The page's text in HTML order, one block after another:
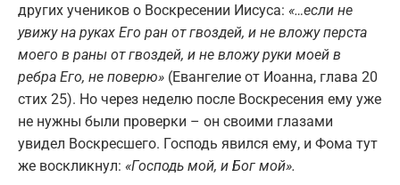
других учеников о Воскресении Иисуса: «…если не
увижу на руках Его ран от гвоздей, и не вложу перста
моего в раны от гвоздей, и не вложу руки моей в
ребра Его, не поверю» (Евангелие от Иоанна, глава 20
стих 25). Но через неделю после Воскресения ему уже
не нужны были проверки – он своими глазами
увидел Воскресшего. Господь явился ему, и Фома тут
же воскликнул: «Господь мой, и Бог мой».